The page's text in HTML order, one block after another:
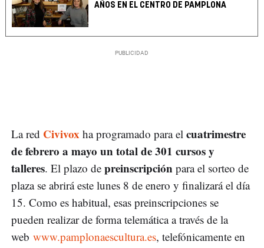
AÑOS EN EL CENTRO DE PAMPLONA
La red Civivox ha programado para el cuatrimestre
de febrero a mayo un total de 301 cursos y
talleres. El plazo de preinscripción para el sorteo de
plaza se abrirá este lunes 8 de enero y finalizará el día
15. Como es habitual, esas preinscripciones se
pueden realizar de forma telemática a través de la
web www.pamplonaescultura.es, telefónicamente en